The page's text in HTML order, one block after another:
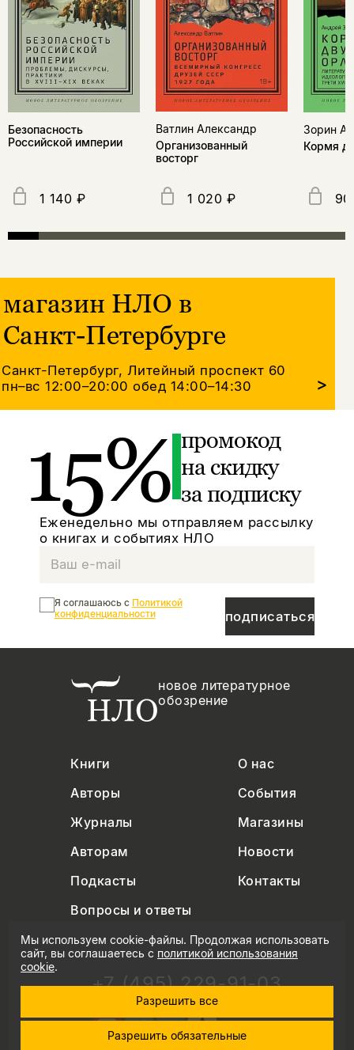
Безопасность
Российской империи
1 140 ₽
Ватлин Александр
Организованный
восторг
1 020 ₽
Зорин
Кормя
магазин НЛО в
Санкт-Петербурге
Санкт-Петербург, Литейный проспект 60
пн–вс 12:00–20:00обед 14:00–14:30 >
15% промокод
на скидку
за подписку
Еженедельно мы отправляем рассылку
о книгах и событиях НЛО
подписаться
Я соглашаюсь с Политикой
конфиденциальности
новое литературное
обозрение
Книги
О нас
Авторы
События
Журналы
Магазины
Авторам
Новости
Подкасты
Контакты
Вопросы и ответы
+7 (495) 229-91-03
info@nlobooks.ru
Мы используем cookie-файлы. Продолжая использовать
сайт, вы соглашаетесь с политикой использования
cookie.
Разрешить все
Разрешить обязательные